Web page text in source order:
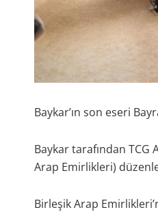
Baykar’ın son eseri
Baykar tarafından TCG
Arap Emirlikleri)
Birleşik Arap